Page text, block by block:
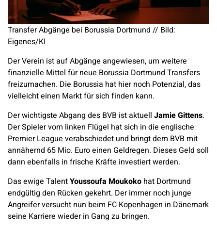
Transfer Abgänge bei Borussia Dortmund // Bild:
Eigenes/KI
Der Verein ist auf Abgänge angewiesen, um weitere
finanzielle Mittel für neue Borussia Dortmund Transfers
freizumachen. Die Borussia hat hier noch Potenzial, das
vielleicht einen Markt für sich finden kann.
Der wichtigste Abgang des BVB ist aktuell Jamie Gittens.
Der Spieler vom linken Flügel hat sich in die englische
Premier League verabschiedet und bringt dem BVB mit
annähernd 65 Mio. Euro einen Geldregen. Dieses Geld soll
dann ebenfalls in frische Kräfte investiert werden.
Das ewige TalentYoussoufa Moukoko hat Dortmund
endgültig den Rücken gekehrt. Der immer noch junge
Angreifer versucht nun beim FC Kopenhagen in Dänemark
seine Karriere wieder in Gang zu bringen.